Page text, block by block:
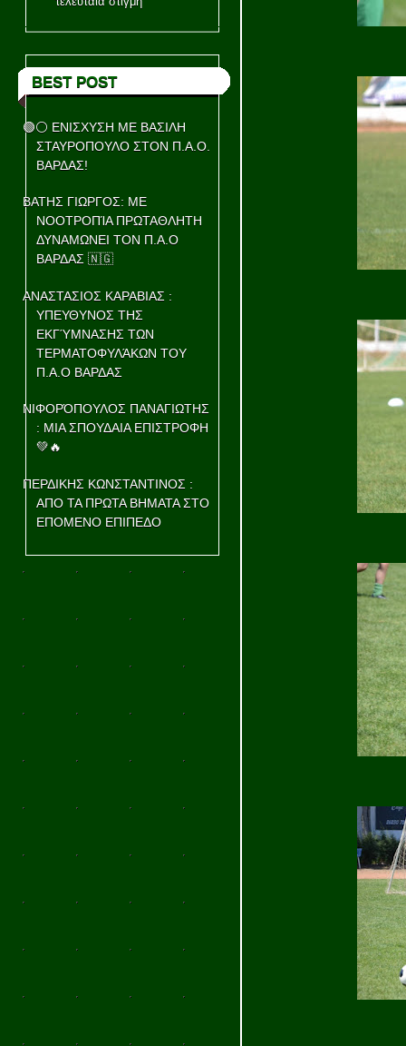
BEST POST
🟢⚪ ΕΝΙΣΧΥΣΗ ΜΕ ΒΑΣΙΛΗ
ΣΤΑΥΡΟΠΟΥΛΟ ΣΤΟΝ Π.Α.Ο.
ΒΑΡΔΑΣ!
ΒΑΤΗΣ ΓΙΩΡΓΟΣ: ΜΕ
ΝΟΟΤΡΟΠΊΑ ΠΡΩΤΑΘΛΗΤΗ
ΔΥΝΑΜΩΝΕΙ ΤΟΝ Π.Α.Ο
ΒΑΡΔΑΣ 🇳🇬
ΑΝΑΣΤΑΣΙΟΣ ΚΑΡΑΒΙΑΣ :
ΥΠΕΥΘΥΝΟΣ ΤΗΣ
ΕΚΓΎΜΝΑΣΗΣ ΤΩΝ
ΤΕΡΜΑΤΟΦΥΛΆΚΩΝ ΤΟΥ
Π.Α.Ο ΒΑΡΔΑΣ
ΝΙΦΟΡΌΠΟΥΛΟΣ ΠΑΝΑΓΙΩΤΗΣ
: ΜΙΑ ΣΠΟΥΔΑΙΑ ΕΠΙΣΤΡΟΦΗ
💚🔥
ΠΕΡΔΙΚΗΣ ΚΩΝΣΤΑΝΤΙΝΟΣ :
ΑΠΟ ΤΑ ΠΡΩΤΑ ΒΗΜΑΤΑ ΣΤΟ
ΕΠΟΜΕΝΟ ΕΠΙΠΕΔΟ